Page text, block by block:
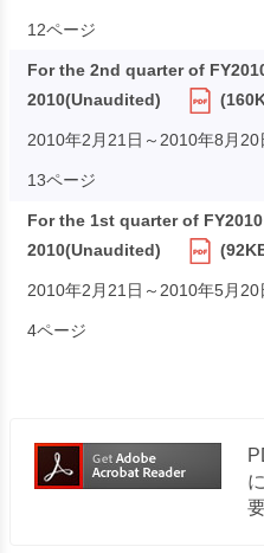
12ページ
For the 2nd quarter of
2010(Unaudited)
2010年2月21日～2010年8月20
13ページ
For the 1st quarter of
2010(Unaudited)
2010年2月21日～2010年5月20
4ページ